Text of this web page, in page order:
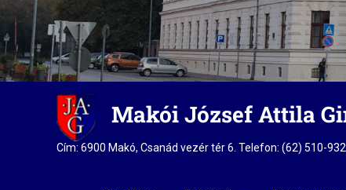
Makói József Attila
Cím: 6900 Makó, Csanád vezér tér 6. Telefon: (62) 510-